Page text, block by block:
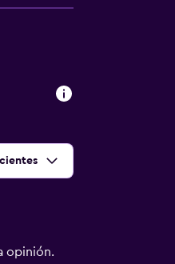
por:
opinión.